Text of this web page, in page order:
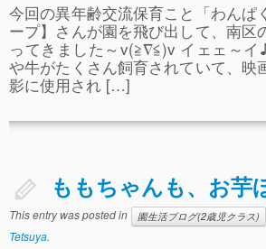
今回の異年齢交流保育こと「わんぱ
ープ】さんが園を飛び出して、南区
ってきました～v(≧∇≦)v イェェ～
や牛がたくさん飼育されていて、映
影に使用され […]
ももちゃんも、お芋
This entry was posted in 園生活ブログ(2歳児クラス)
Tetsuya.